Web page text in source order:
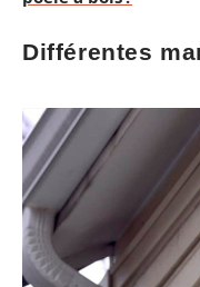
Différentes